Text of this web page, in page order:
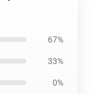
67%
33%
0%